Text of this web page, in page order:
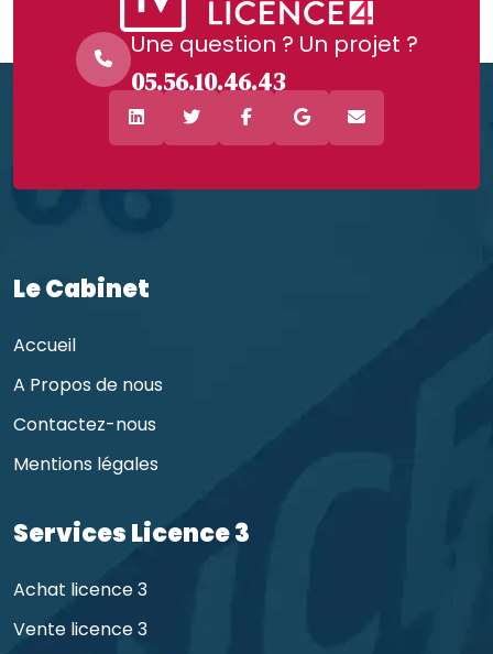
Une question ? Un projet ?
05.56.10.46.43
Le Cabinet
Accueil
A Propos de nous
Contactez-nous
Mentions légales
Services Licence 3
Achat licence 3
Vente licence 3